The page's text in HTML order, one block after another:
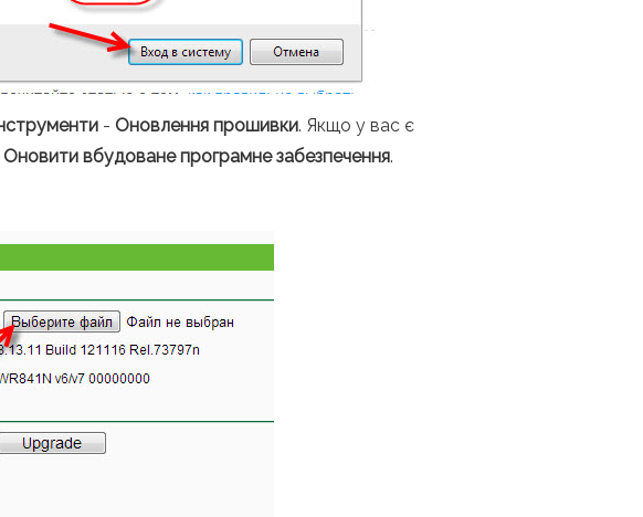
- Оновлення прошивки. Якщо у вас є
Оновити вбудоване програмне забезпечення.